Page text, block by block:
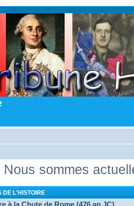
Nous sommes
DE L'HISTOIRE
à la Chute de Rome (476 ap JC)